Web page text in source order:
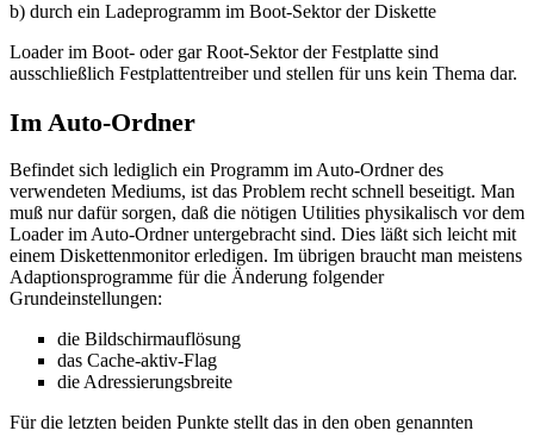
b) durch ein Ladeprogramm im Boot-Sektor der Diskette
Loader im Boot- oder gar Root-Sektor der Festplatte sind
ausschließlich Festplattentreiber und stellen für uns kein Thema dar.
Im Auto-Ordner
Befindet sich lediglich ein Programm im Auto-Ordner des
verwendeten Mediums, ist das Problem recht schnell beseitigt. Man
muß nur dafür sorgen, daß die nötigen Utilities physikalisch vor dem
Loader im Auto-Ordner untergebracht sind. Dies läßt sich leicht mit
einem Diskettenmonitor erledigen. Im übrigen braucht man meistens
Adaptionsprogramme für die Änderung folgender
Grundeinstellungen:
die Bildschirmauflösung
das Cache-aktiv-Flag
die Adressierungsbreite
Für die letzten beiden Punkte stellt das in den oben genannten